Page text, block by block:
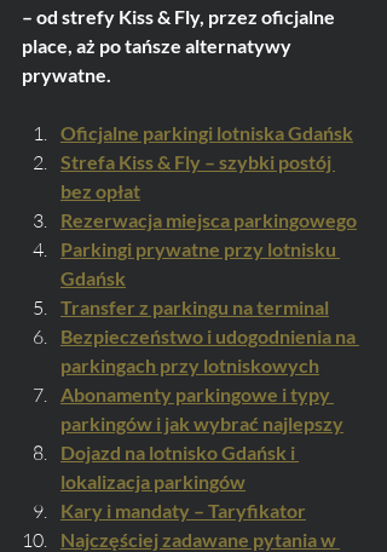
– od strefy Kiss & Fly, przez oficjalne
place, aż po tańsze alternatywy
prywatne.
Oficjalne parkingi lotniska Gdańsk
Strefa Kiss & Fly – szybki postój
bez opłat
Rezerwacja miejsca parkingowego
Parkingi prywatne przy lotnisku
Gdańsk
Transfer z parkingu na terminal
Bezpieczeństwo i udogodnienia na
parkingach przy lotniskowych
Abonamenty parkingowe i typy
parkingów i jak wybrać najlepszy
Dojazd na lotnisko Gdańsk i
lokalizacja parkingów
Kary i mandaty – Taryfikator
Najczęściej zadawane pytania w